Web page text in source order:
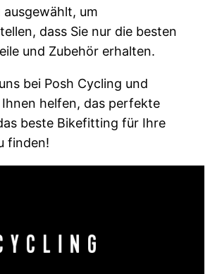
um
dass Sie nur die besten
und Zubehör erhalten.
bei Posh Cycling und
Ihnen helfen, das perfekte
beste Bikefitting für Ihre
finden!